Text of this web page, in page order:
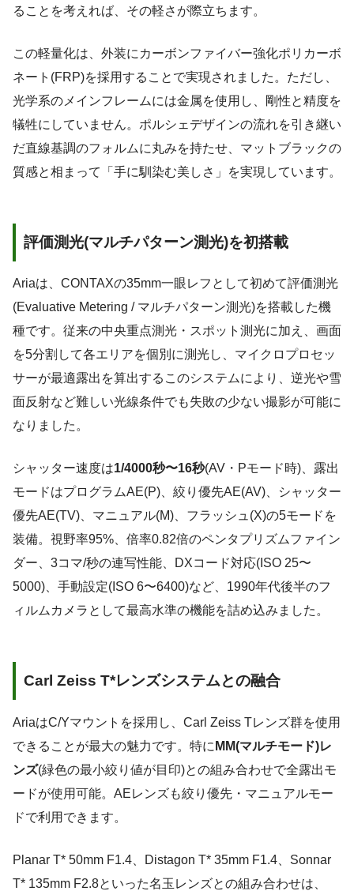
ることを考えれば、その軽さが際立ちます。
この軽量化は、外装にカーボンファイバー強化ポリカーボ
ネート(FRP)を採用することで実現されました。ただし、
光学系のメインフレームには金属を使用し、剛性と精度を
犠牲にしていません。ポルシェデザインの流れを引き継い
だ直線基調のフォルムに丸みを持たせ、マットブラックの
質感と相まって「手に馴染む美しさ」を実現しています。
評価測光(マルチパターン測光)を初搭載
Ariaは、CONTAXの35mm一眼レフとして初めて評価測光
(Evaluative Metering / マルチパターン測光)を搭載した機
種です。従来の中央重点測光・スポット測光に加え、画面
を5分割して各エリアを個別に測光し、マイクロプロセッ
サーが最適露出を算出するこのシステムにより、逆光や雪
面反射など難しい光線条件でも失敗の少ない撮影が可能に
なりました。
シャッター速度は1/4000秒〜16秒(AV・Pモード時)、露出
モードはプログラムAE(P)、絞り優先AE(AV)、シャッター
優先AE(TV)、マニュアル(M)、フラッシュ(X)の5モードを
装備。視野率95%、倍率0.82倍のペンタプリズムファイン
ダー、3コマ/秒の連写性能、DXコード対応(ISO 25〜
5000)、手動設定(ISO 6〜6400)など、1990年代後半のフ
ィルムカメラとして最高水準の機能を詰め込みました。
Carl Zeiss T*レンズシステムとの融合
AriaはC/Yマウントを採用し、Carl Zeiss Tレンズ群を使用
できることが最大の魅力です。特に MM(マルチモード)レ
ンズ(緑色の最小絞り値が目印)との組み合わせで全露出モ
ードが使用可能。AEレンズも絞り優先・マニュアルモー
ドで利用できます。
Planar T* 50mm F1.4、Distagon T* 35mm F1.4、Sonnar
T* 135mm F2.8といった名玉レンズとの組み合わせは、